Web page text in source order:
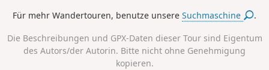
Für mehr Wandertouren, benutze unsereSuchmaschine .
Die Beschreibungen und GPX-Daten dieser Tour sind Eigentum
des Autors/der Autorin. Bitte nicht ohne Genehmigung
kopieren.